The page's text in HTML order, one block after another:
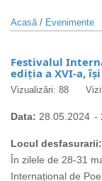
Acasă/ Evenimente
Festivalul
ediția a XVI-a,
Vizualizări: 88
Data: 28.05.2024 -
Locul desfasurarii:
În zilele de 28-31
Internațional de